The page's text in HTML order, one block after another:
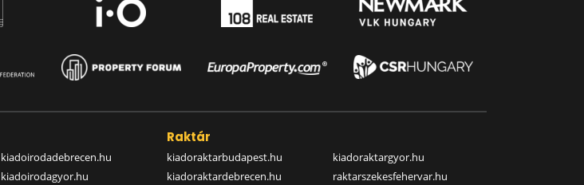
kiadoirodadebrecen.hu
kiadoirodagyor.hu
Raktár
kiadoraktarbudapest.hu
kiadoraktardebrecen.hu
kiadoraktargyor.hu
raktarszekesfehervar.hu